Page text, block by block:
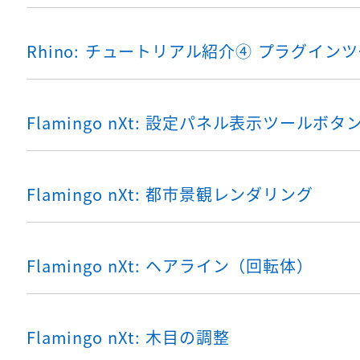
Rhino: チュートリアル紹介④ プラグイン
Flamingo nXt: 設定パネル表示ツールボタ
Flamingo nXt: 都市景観レンダリング
Flamingo nXt: ヘアライン（回転体）
Flamingo nXt: 木目の調整